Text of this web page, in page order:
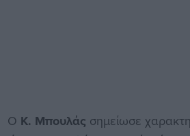
Ο Κ. Μπουλάς σημείωσε